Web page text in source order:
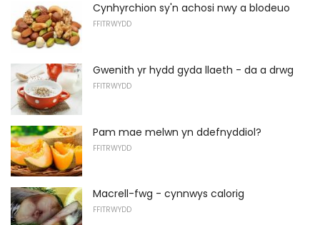
Cynhyrchion sy'n achosi nwy a blodeuo
FFITRWYDD
Gwenith yr hydd gyda llaeth - da a drwg
FFITRWYDD
Pam mae melwn yn ddefnyddiol?
FFITRWYDD
Macrell-fwg - cynnwys calorig
FFITRWYDD